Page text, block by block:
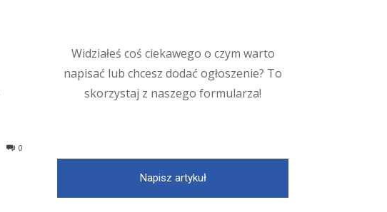
0
Widziałeś coś ciekawego o czym warto
napisać lub chcesz dodać ogłoszenie? To
skorzystaj z naszego formularza!
Napisz artykuł